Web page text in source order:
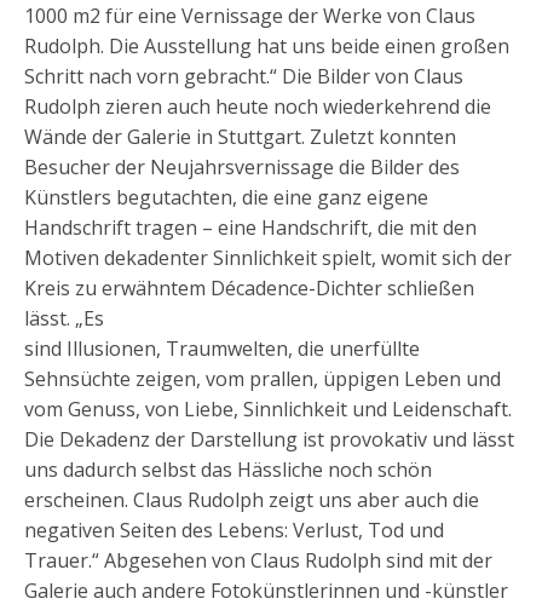
1000 m2 für eine Vernissage der Werke von Claus
Rudolph. Die Ausstellung hat uns beide einen großen
Schritt nach vorn gebracht.“ Die Bilder von Claus
Rudolph zieren auch heute noch wiederkehrend die
Wände der Galerie in Stuttgart. Zuletzt konnten
Besucher der Neujahrsvernissage die Bilder des
Künstlers begutachten, die eine ganz eigene
Handschrift tragen – eine Handschrift, die mit den
Motiven dekadenter Sinnlichkeit spielt, womit sich der
Kreis zu erwähntem Décadence-Dichter schließen
lässt. „Es
sind Illusionen, Traumwelten, die unerfüllte
Sehnsüchte zeigen, vom prallen, üppigen Leben und
vom Genuss, von Liebe, Sinnlichkeit und Leidenschaft.
Die Dekadenz der Darstellung ist provokativ und lässt
uns dadurch selbst das Hässliche noch schön
erscheinen. Claus Rudolph zeigt uns aber auch die
negativen Seiten des Lebens: Verlust, Tod und
Trauer.“ Abgesehen von Claus Rudolph sind mit der
Galerie auch andere Fotokünstlerinnen und -künstler